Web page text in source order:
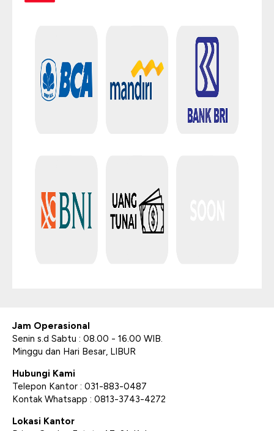
Jam Operasional
Senin s.d Sabtu : 08.00 - 16.00 WIB.
Minggu dan Hari Besar, LIBUR
Hubungi Kami
Telepon Kantor : 031-883-0487
Kontak Whatsapp : 0813-3743-4272
Lokasi Kantor